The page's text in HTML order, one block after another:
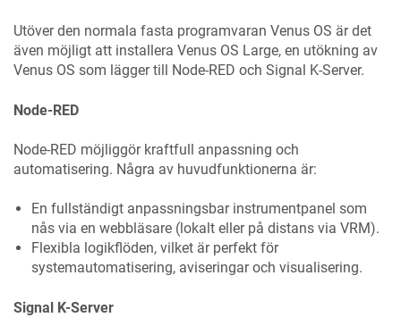
Utöver den normala fasta programvaran Venus OS är det
även möjligt att installera Venus OS Large, en utökning av
Venus OS som lägger till Node-RED och Signal K-Server.
Node-RED
Node-RED möjliggör kraftfull anpassning och
automatisering. Några av huvudfunktionerna är:
En fullständigt anpassningsbar instrumentpanel som
nås via en webbläsare (lokalt eller på distans via VRM).
Flexibla logikflöden, vilket är perfekt för
systemautomatisering, aviseringar och visualisering.
Signal K-Server